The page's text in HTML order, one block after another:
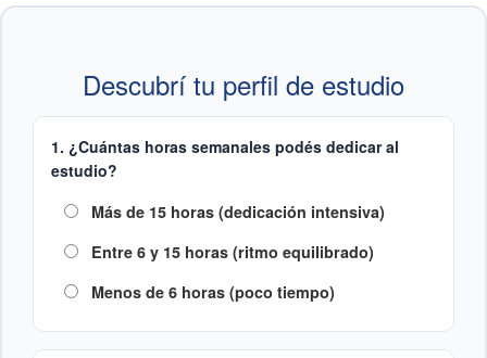
Descubrí tu perfil de estudio
1. ¿Cuántas horas semanales podés dedicar al
estudio?
Más de 15 horas (dedicación intensiva)
Entre 6 y 15 horas (ritmo equilibrado)
Menos de 6 horas (poco tiempo)